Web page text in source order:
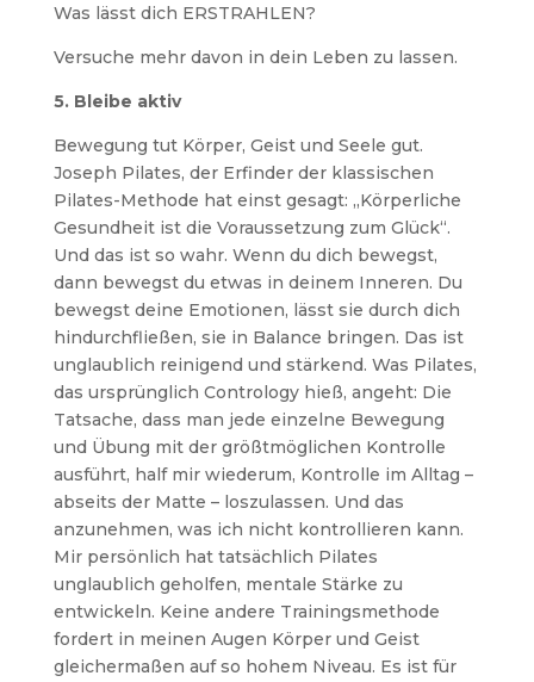
Was lässt dich ERSTRAHLEN?
Versuche mehr davon in dein Leben zu lassen.
5. Bleibe aktiv
Bewegung tut Körper, Geist und Seele gut.
Joseph Pilates, der Erfinder der klassischen
Pilates-Methode hat einst gesagt: „Körperliche
Gesundheit ist die Voraussetzung zum Glück“.
Und das ist so wahr. Wenn du dich bewegst,
dann bewegst du etwas in deinem Inneren. Du
bewegst deine Emotionen, lässt sie durch dich
hindurchfließen, sie in Balance bringen. Das ist
unglaublich reinigend und stärkend. Was Pilates,
das ursprünglich Contrology hieß, angeht: Die
Tatsache, dass man jede einzelne Bewegung
und Übung mit der größtmöglichen Kontrolle
ausführt, half mir wiederum, Kontrolle im Alltag –
abseits der Matte – loszulassen. Und das
anzunehmen, was ich nicht kontrollieren kann.
Mir persönlich hat tatsächlich Pilates
unglaublich geholfen, mentale Stärke zu
entwickeln. Keine andere Trainingsmethode
fordert in meinen Augen Körper und Geist
gleichermaßen auf so hohem Niveau. Es ist für